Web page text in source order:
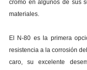
cromo en algunos de sus
materiales.
El N-80 es la primera
resistencia a la corrosión
caro, su excelente